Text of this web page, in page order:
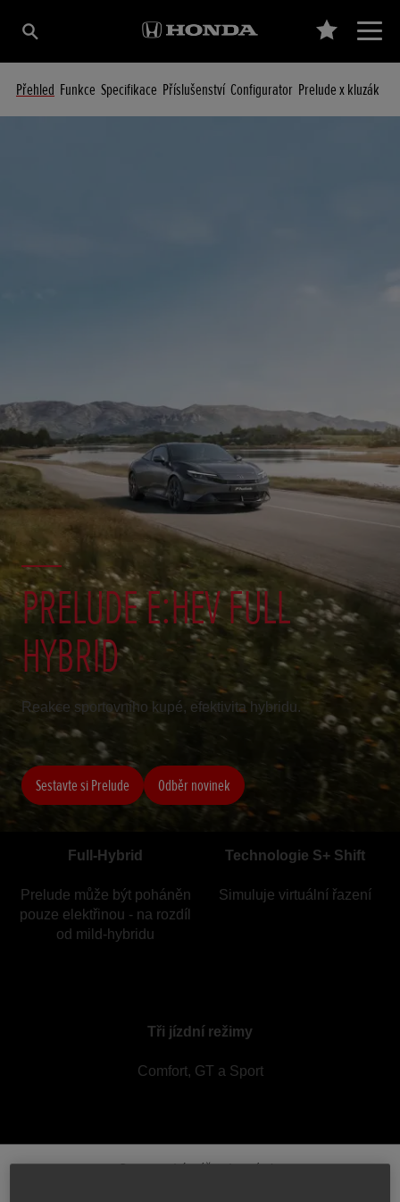
Přehled Funkce Specifikace Příslušenství Configurator Prelude x kluzák
PRELUDE E:HEV FULL
HYBRID
Reakce sportovního kupé, efektivita hybridu.
Sestavte si Prelude Odběr novinek
Full-Hybrid
Prelude může být poháněn
pouze elektřinou - na rozdíl
od mild-hybridu
Technologie S+ Shift
Simuluje virtuální řazení
Tři jízdní režimy
Comfort, GT a Sport
Dynamický zážitek z jízdy